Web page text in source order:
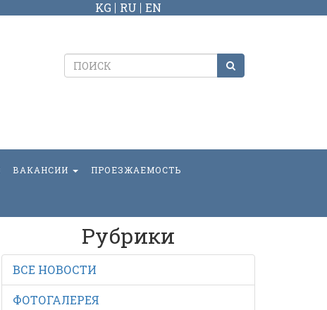
KG RU EN
ВАКАНСИИ ПРОЕЗЖАЕМОСТЬ
Рубрики
ВСЕ НОВОСТИ
ФОТОГАЛЕРЕЯ